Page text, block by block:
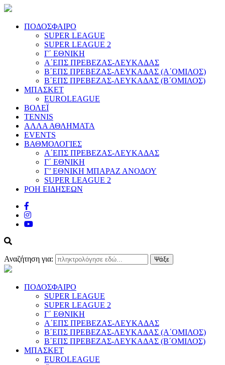
ΠΟΔΟΣΦΑΙΡΟ
SUPER LEAGUE
SUPER LEAGUE 2
Γ΄ ΕΘΝΙΚΗ
Α΄ΕΠΣ ΠΡΕΒΕΖΑΣ-ΛΕΥΚΑΔΑΣ
Β΄ΕΠΣ ΠΡΕΒΕΖΑΣ-ΛΕΥΚΑΔΑΣ (Α΄ΟΜΙΛΟΣ)
Β΄ΕΠΣ ΠΡΕΒΕΖΑΣ-ΛΕΥΚΑΔΑΣ (Β΄ΟΜΙΛΟΣ)
ΜΠΑΣΚΕΤ
EUROLEAGUE
ΒΟΛΕΪ
TENNIS
ΑΛΛΑ ΑΘΛΗΜΑΤΑ
EVENTS
ΒΑΘΜΟΛΟΓΙΕΣ
Α΄ΕΠΣ ΠΡΕΒΕΖΑΣ-ΛΕΥΚΑΔΑΣ
Γ΄ ΕΘΝΙΚΗ
Γ’ ΕΘΝΙΚΗ ΜΠΑΡΑΖ ΑΝΟΔΟΥ
SUPER LEAGUE 2
ΡΟΗ ΕΙΔΗΣΕΩΝ
Αναζήτηση για:
ΠΟΔΟΣΦΑΙΡΟ
SUPER LEAGUE
SUPER LEAGUE 2
Γ΄ ΕΘΝΙΚΗ
Α΄ΕΠΣ ΠΡΕΒΕΖΑΣ-ΛΕΥΚΑΔΑΣ
Β΄ΕΠΣ ΠΡΕΒΕΖΑΣ-ΛΕΥΚΑΔΑΣ (Α΄ΟΜΙΛΟΣ)
Β΄ΕΠΣ ΠΡΕΒΕΖΑΣ-ΛΕΥΚΑΔΑΣ (Β΄ΟΜΙΛΟΣ)
ΜΠΑΣΚΕΤ
EUROLEAGUE